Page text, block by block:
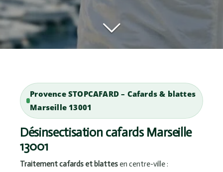
Provence STOPCAFARD – Cafards & blattes
Marseille 13001
Désinsectisation cafards Marseille
13001
Traitement cafards et blattes en centre-ville :